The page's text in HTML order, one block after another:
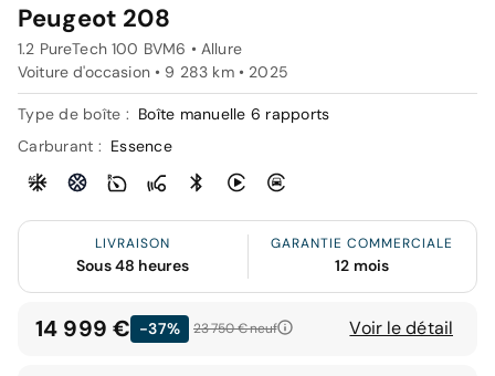
Peugeot 208
1.2 PureTech 100 BVM6 • Allure
Voiture d'occasion • 9 283 km • 2025
Type de boîte : Boîte manuelle 6 rapports
Carburant : Essence
LIVRAISON
Sous 48 heures
GARANTIE COMMERCIALE
12 mois
14 999 € -37% 23 750 €neuf Voir le détail